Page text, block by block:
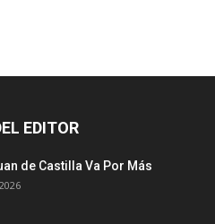
EDITOR
de Castilla Va Por Más